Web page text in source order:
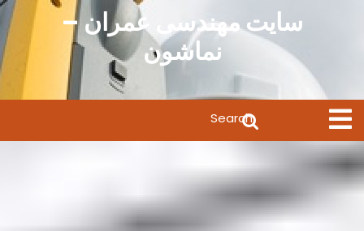
سایت مهندسی عمران –
نماشون
Open
Menu
for: